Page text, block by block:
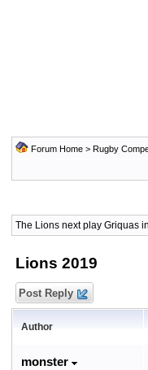
Forum Home> Rugby
The Lions next play Griquas
Lions 2019
Post Reply
Author
monster